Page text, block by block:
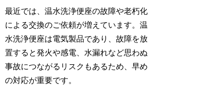
最近では、温水洗浄便座の故障や老朽化
による交換のご依頼が増えています。温
水洗浄便座は電気製品であり、故障を放
置すると発火や感電、水漏れなど思わぬ
事故につながるリスクもあるため、早め
の対応が重要です。